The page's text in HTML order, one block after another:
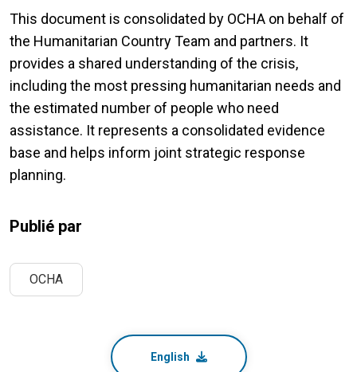
This document is consolidated by OCHA on behalf of
the Humanitarian Country Team and partners. It
provides a shared understanding of the crisis,
including the most pressing humanitarian needs and
the estimated number of people who need
assistance. It represents a consolidated evidence
base and helps inform joint strategic response
planning.
Publié par
OCHA
English